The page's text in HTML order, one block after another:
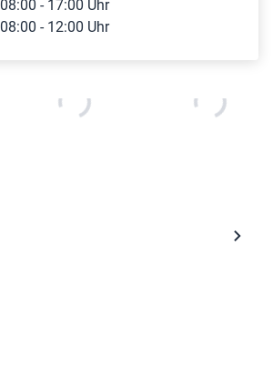
08:00 - 17:00 Uhr
08:00 - 12:00 Uhr